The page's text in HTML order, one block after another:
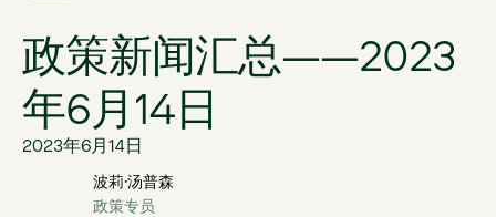
政策新闻汇总——2023
年6月14日
2023年6月14日
波莉·汤普森
政策专员